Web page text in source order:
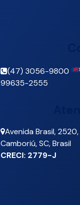
(47) 3056-9800
99635-2555
Avenida Brasil,2520,
Camboriú,SC,Brasil
CRECI: 2779-J